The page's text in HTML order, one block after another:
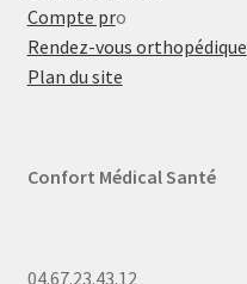
Compte pro
Rendez-vous orthopédique
Plan du site
Confort Médical Santé
04.67.23.43.12